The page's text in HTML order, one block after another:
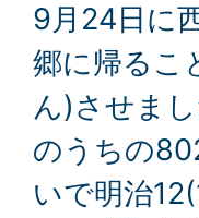
9月24日に
郷に帰るこ
ん)させま
のうちの
いで明治